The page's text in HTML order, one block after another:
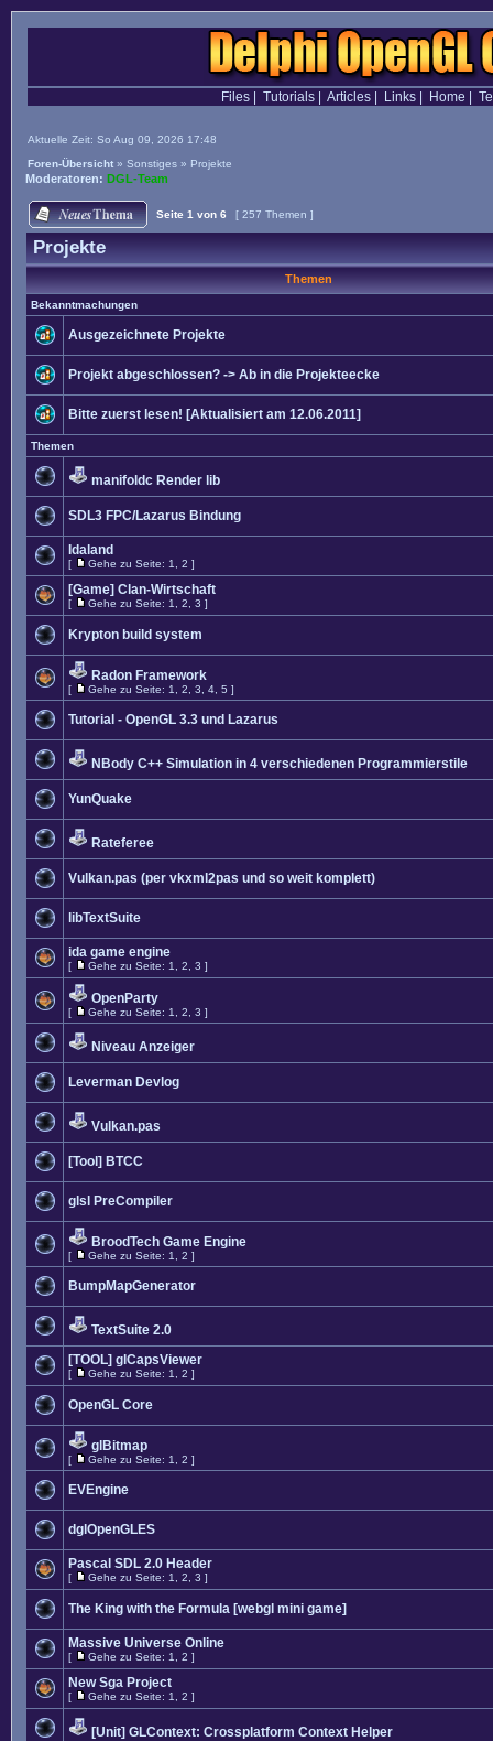
Files| Tutorials| Articles| Links| Home
Aktuelle Zeit: So Aug 09, 2026 17:48
Foren-Übersicht » Sonstiges » Projekte
Moderatoren: DGL-Team
Seite 1 von 6 [ 257 Themen ]
Projekte
Themen
Bekanntmachungen
Ausgezeichnete Projekte
Projekt abgeschlossen? -> Ab in die Projekteecke
Bitte zuerst lesen! [Aktualisiert am 12.06.2011]
Themen
manifoldc Render lib
SDL3 FPC/Lazarus Bindung
Idaland
[ Gehe zu Seite: 1 2 ]
[Game] Clan-Wirtschaft
[ Gehe zu Seite: 1 2 3 ]
Krypton build system
Radon Framework
[ Gehe zu Seite: 1 2 3 4 5 ]
Tutorial - OpenGL 3.3 und Lazarus
NBody C++ Simulation in 4 verschiedenen Programmierstile
YunQuake
Rateferee
Vulkan.pas (per vkxml2pas und so weit komplett)
libTextSuite
ida game engine
[ Gehe zu Seite: 1 2 3 ]
OpenParty
[ Gehe zu Seite: 1 2 3 ]
Niveau Anzeiger
Leverman Devlog
Vulkan.pas
[Tool] BTCC
glsl PreCompiler
BroodTech Game Engine
[ Gehe zu Seite: 1 2 ]
BumpMapGenerator
TextSuite 2.0
[TOOL] glCapsViewer
[ Gehe zu Seite: 1 2 ]
OpenGL Core
glBitmap
[ Gehe zu Seite: 1 2 ]
EVEngine
dglOpenGLES
Pascal SDL 2.0 Header
[ Gehe zu Seite: 1 2 3 ]
The King with the Formula [webgl mini game]
Massive Universe Online
[ Gehe zu Seite: 1 2 ]
New Sga Project
[ Gehe zu Seite: 1 2 ]
[Unit] GLContext: Crossplatform Context Helper